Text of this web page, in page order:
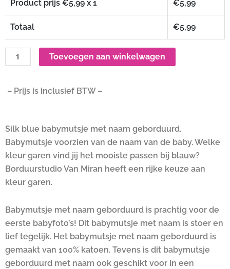
Product prijs €5,99 x 1 €5,99
Totaal €5,99
Toevoegen aan winkelwagen
– Prijs is inclusief BTW –
Silk blue babymutsje met naam geborduurd.
Babymutsje voorzien van de naam van de baby. Welke
kleur garen vind jij het mooiste passen bij blauw?
Borduurstudio Van Miran heeft een rijke keuze aan
kleur garen.
Babymutsje met naam geborduurd is prachtig voor de
eerste babyfoto’s! Dit babymutsje met naam is stoer en
lief tegelijk. Het babymutsje met naam geborduurd is
gemaakt van 100% katoen. Tevens is dit babymutsje
geborduurd met naam ook geschikt voor in een